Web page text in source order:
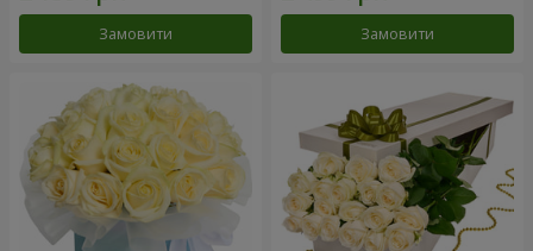
Замовити Замовити